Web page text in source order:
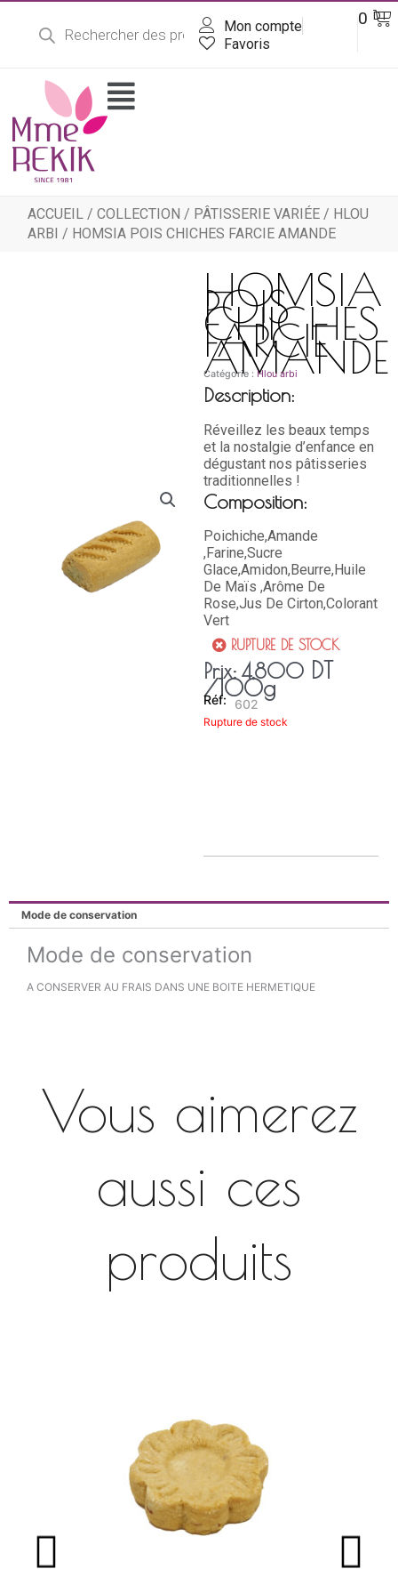
Recherche
produits
Mon compte
Favoris
0 DT
Flyout
Menu
ACCUEIL /COLLECTION / PÂTISSERIE VARIÉE / HLOU
ARBI / HOMSIA POIS CHICHES FARCIE AMANDE
HOMSIA
POIS
CHICHES
FARCIE
AMANDE
Catégorie : Hlou arbi
Description:
Réveillez les beaux temps
et la nostalgie d’enfance en
dégustant nos pâtisseries
traditionnelles !
Composition:
Poichiche,Amande
,Farine,Sucre
Glace,Amidon,Beurre,Huile
De Maïs ,Arôme De
Rose,Jus De Cirton,Colorant
Vert
RUPTURE DE STOCK
Prix: 4,800 DT
/100g
602
Rupture de stock
Mode de conservation
Mode de conservation
A CONSERVER AU FRAIS DANS UNE BOITE HERMETIQUE
Vous aimerez
aussi ces
produits